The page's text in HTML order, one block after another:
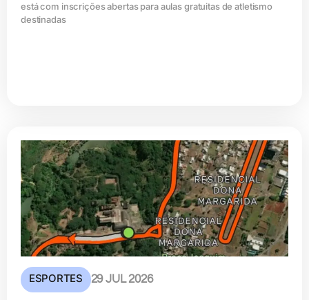
está com inscrições abertas para aulas gratuitas de atletismo
destinadas
ESPORTES 29 JUL 2026